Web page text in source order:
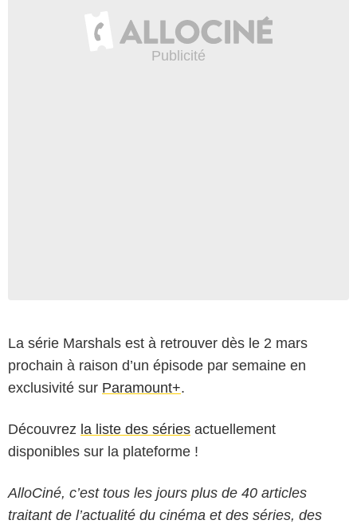
La série Marshals est à retrouver dès le 2 mars
prochain à raison d’un épisode par semaine en
exclusivité sur Paramount+.
Découvrez la liste des séries actuellement
disponibles sur la plateforme !
AlloCiné, c’est tous les jours plus de 40 articles
traitant de l’actualité du cinéma et des séries, des